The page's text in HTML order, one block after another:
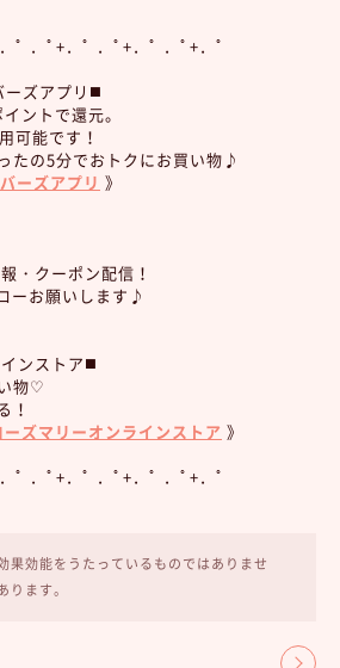
ﾟ ．ﾟ+．ﾟ ．ﾟ+．ﾟ ．ﾟ+．ﾟ
ズアプリ◼️
ントで還元。
可能です！
たの5分でおトクにお買い物♪
ーズアプリ 》
・クーポン配信！
ーお願いします♪
ンストア◼️
物♡
！
ーズマリーオンラインストア 》
ﾟ ．ﾟ+．ﾟ ．ﾟ+．ﾟ ．ﾟ+．ﾟ
効能をうたっているものではありませ
ます。